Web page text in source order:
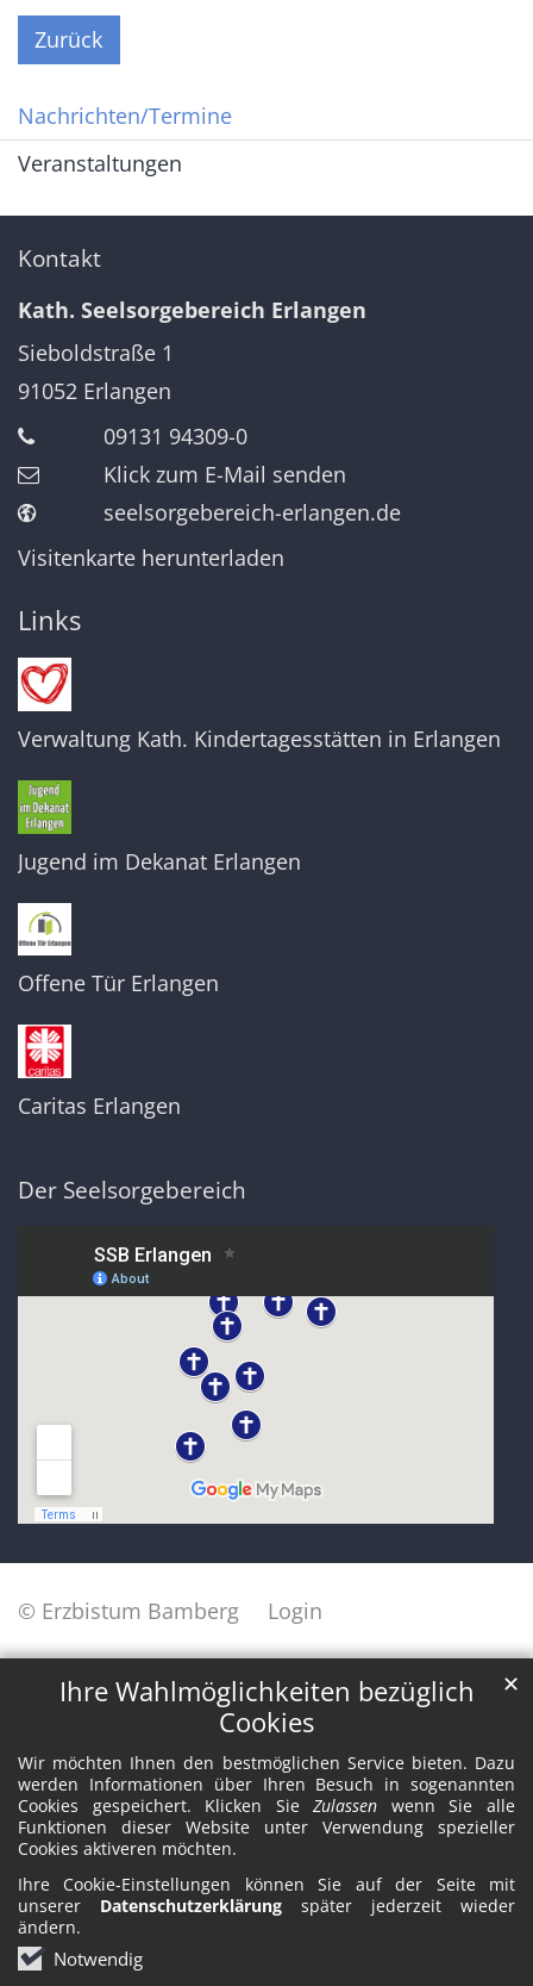
Ihre Wahlmöglichkeiten bezüglich
Cookies
Wir möchten Ihnen den bestmöglichen Service bieten. Dazu
werden Informationen über Ihren Besuch in sogenannten
Cookies gespeichert. Klicken SieZulassen wenn Sie alle
Funktionen dieser Website unter Verwendung spezieller
Cookies aktiveren möchten.
Ihre Cookie-Einstellungen können Sie auf der Seite mit
unserer Datenschutzerklärung später jederzeit wieder
ändern.
Notwendig
✕
Zurück
Nachrichten/Termine
Veranstaltungen
Kontakt
Kath. Seelsorgebereich Erlangen
Sieboldstraße 1
91052 Erlangen
09131 94309-0
Klick zum E-Mail senden
seelsorgebereich-erlangen.de
Visitenkarte herunterladen
Links
Verwaltung Kath. Kindertagesstätten in Erlangen
Jugend im Dekanat Erlangen
Offene Tür Erlangen
Caritas Erlangen
Der Seelsorgebereich
© Erzbistum Bamberg Login